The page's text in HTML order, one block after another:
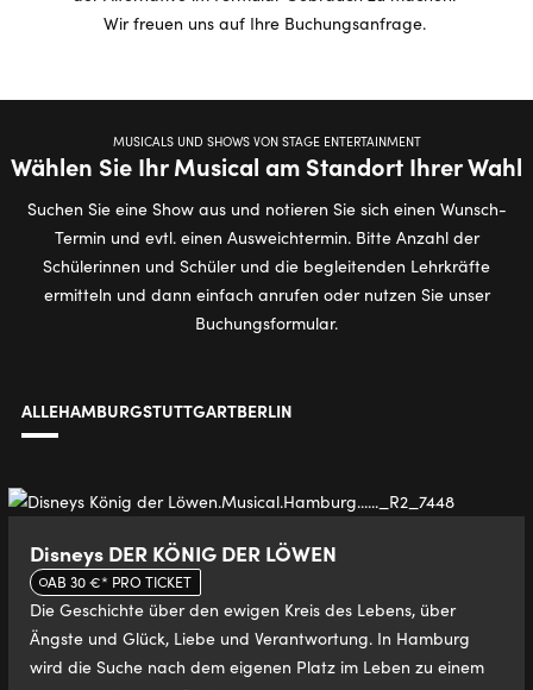
Wir freuen uns auf Ihre Buchungsanfrage.
MUSICALS UND SHOWS VON STAGE ENTERTAINMENT
Wählen Sie Ihr Musical am Standort Ihrer Wahl
Suchen Sie eine Show aus und notieren Sie sich einen Wunsch-
Termin und evtl. einen Ausweichtermin. Bitte Anzahl der
Schülerinnen und Schüler und die begleitenden Lehrkräfte
ermitteln und dann einfach anrufen oder nutzen Sie unser
Buchungsformular.
ALLEHAMBURGSTUTTGARTBERLIN
Disneys DER KÖNIG DER LÖWEN
AB 30 €* PRO TICKET
Die Geschichte über den ewigen Kreis des Lebens, über
Ängste und Glück, Liebe und Verantwortung. In Hamburg
wird die Suche nach dem eigenen Platz im Leben zu einem